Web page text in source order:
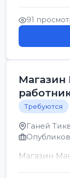
позицию
91
Магазин
Требуются
Ганей
Магазин